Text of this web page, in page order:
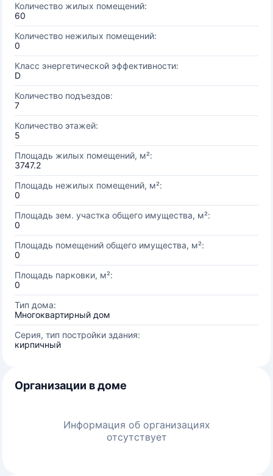
Количество жилых помещений:
60
Количество нежилых помещений:
0
Класс энергетической эффективности:
D
Количество подъездов:
7
Количество этажей:
5
Площадь жилых помещений, м²:
3747.2
Площадь нежилых помещений, м²:
0
Площадь зем. участка общего имущества, м²:
0
Площадь помещений общего имущества, м²:
0
Площадь парковки, м²:
0
Тип дома:
Многоквартирный дом
Серия, тип постройки здания:
кирпичный
Организации в доме
Информация об организациях
отсутствует